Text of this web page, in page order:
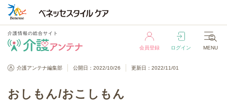
介護情報の総合サイト
会員登録 ログイン MENU
介護情報の総合サイト
介護アンテナ編集部 公開日：2022/10/26 更新日：2022/11/01
おしもん/おこしもん